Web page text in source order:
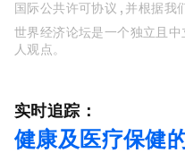
国际公共许可协议 , 并根据我
世界经济论坛是一个独立且
人观点。
实时追踪：
健康及医疗保健